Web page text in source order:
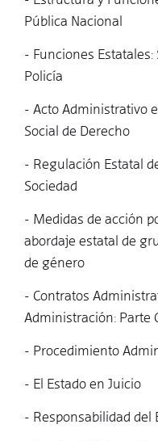
Pública Nacional
- Funciones
Policía
- Acto Administrativo
Social de Derecho
- Regulación Estatal
Sociedad
- Medidas de acción
abordaje estatal de
de género
- Contratos
Administración: Parte
- Procedimiento
- El Estado en Juicio
- Responsabilidad del